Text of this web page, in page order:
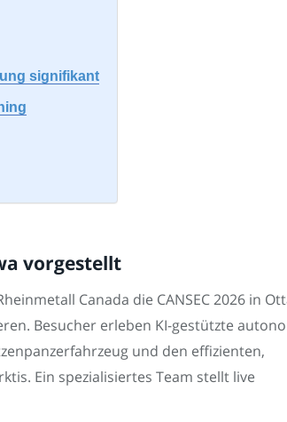
signifikant
vorgestellt
Canada die CANSEC 2026 in
Besucher erleben KI-gestützte
und den effizienten,
Ein spezialisiertes Team stellt live